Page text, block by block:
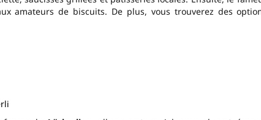
amateurs de biscuits. De plus, vous trouverez des